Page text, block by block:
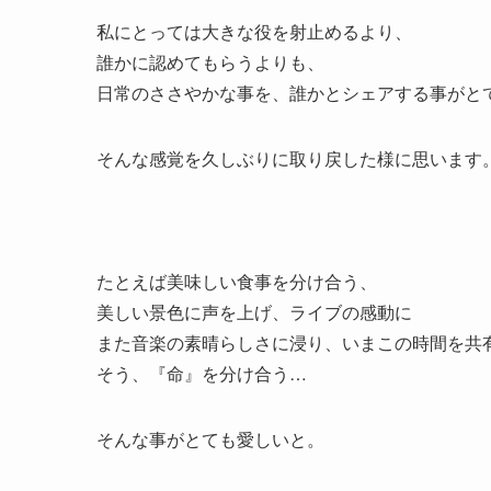
私にとっては大きな役を射止めるより、
誰かに認めてもらうよりも、
日常のささやかな事を、誰かとシェアする事がと
そんな感覚を久しぶりに取り戻した様に思います。
たとえば美味しい食事を分け合う、
美しい景色に声を上げ、ライブの感動に
また音楽の素晴らしさに浸り、いまこの時間を共
そう、『命』を分け合う…
そんな事がとても愛しいと。